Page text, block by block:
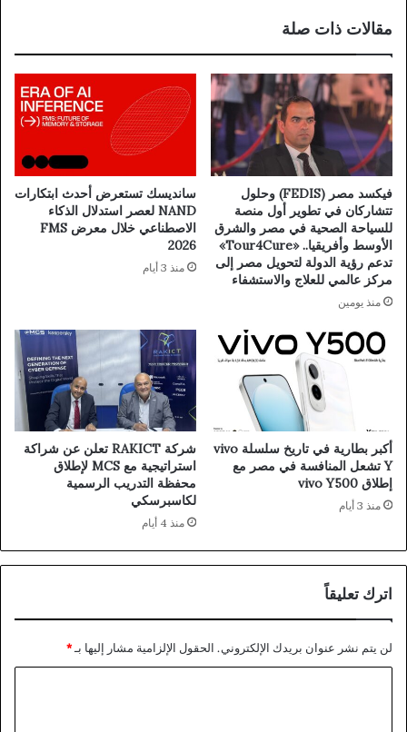
مقالات ذات صلة
فيكسد مصر (FEDIS) وحلول
تتشاركان في تطوير أول منصة
للسياحة الصحية في مصر والشرق
الأوسط وأفريقيا.. «Tour4Cure»
تدعم رؤية الدولة لتحويل مصر إلى
مركز عالمي للعلاج والاستشفاء
منذ يومين
سانديسك تستعرض أحدث ابتكارات
NAND لعصر استدلال الذكاء
الاصطناعي خلال معرض FMS
2026
منذ 3 أيام
أكبر بطارية في تاريخ سلسلة vivo
Y تشعل المنافسة في مصر مع
إطلاق vivo Y500
منذ 3 أيام
شركة RAKICT تعلن عن شراكة
استراتيجية مع MCS لإطلاق
محفظة التدريب الرسمية
لكاسبرسكي
منذ 4 أيام
اترك تعليقاً
لن يتم نشر عنوان بريدك الإلكتروني. الحقول الإلزامية مشار إليها بـ*